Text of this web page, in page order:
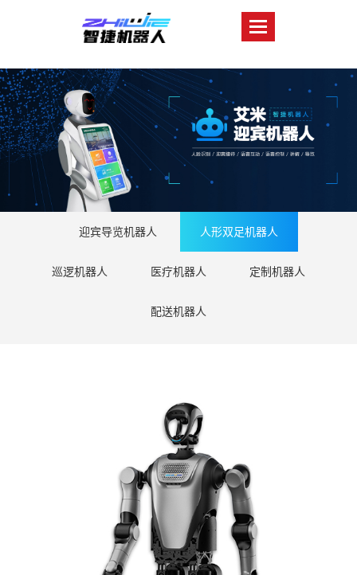
迎宾导览机器人 人形双足机器人
巡逻机器人 医疗机器人 定制机器人
配送机器人